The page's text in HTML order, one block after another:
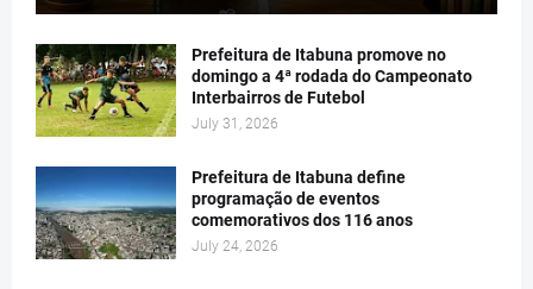
Prefeitura de Itabuna promove no
domingo a 4ª rodada do Campeonato
Interbairros de Futebol
July 31, 2026
Prefeitura de Itabuna define
programação de eventos
comemorativos dos 116 anos
July 24, 2026